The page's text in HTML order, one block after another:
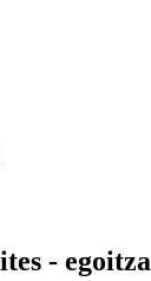
- egoitza